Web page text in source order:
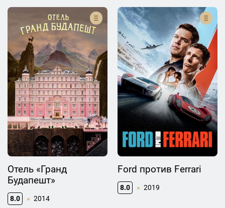
Отель «Гранд
Будапешт»
8.0 2014
Ford против Ferrari
8.0 2019